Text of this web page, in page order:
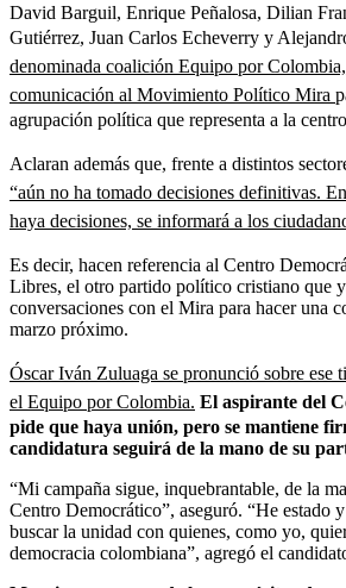
David Barguil, Enrique Peñalosa, Dilian
Gutiérrez, Juan Carlos Echeverry y
denominada coalición Equipo por
comunicación al Movimiento Político Mira
agrupación política que representa a la
Aclaran además que, frente a distintos
“aún no ha tomado decisiones definitivas.
haya decisiones, se informará a los
Es decir, hacen referencia al Centro
Libres, el otro partido político cristiano que
conversaciones con el Mira para hacer una
marzo próximo.
Óscar Iván Zuluaga se pronunció sobre ese
el Equipo por Colombia. El aspirante del
pide que haya unión, pero se mantiene
candidatura seguirá de la mano de su
“Mi campaña sigue, inquebrantable, de la
Centro Democrático”, aseguró. “He estado
buscar la unidad con quienes, como yo,
democracia colombiana”, agregó el